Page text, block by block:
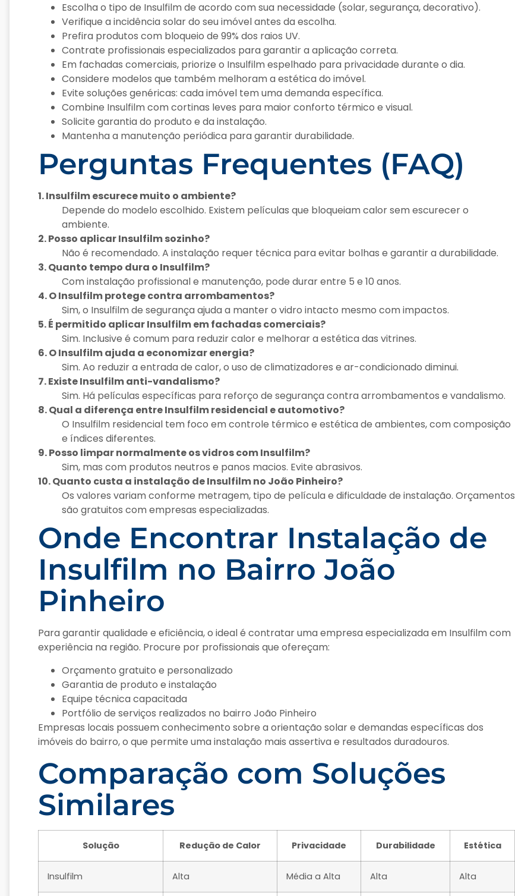
Escolha o tipo de Insulfilm de acordo com sua necessidade (solar, segurança, decorativo).
Verifique a incidência solar do seu imóvel antes da escolha.
Prefira produtos com bloqueio de 99% dos raios UV.
Contrate profissionais especializados para garantir a aplicação correta.
Em fachadas comerciais, priorize o Insulfilm espelhado para privacidade durante o dia.
Considere modelos que também melhoram a estética do imóvel.
Evite soluções genéricas: cada imóvel tem uma demanda específica.
Combine Insulfilm com cortinas leves para maior conforto térmico e visual.
Solicite garantia do produto e da instalação.
Mantenha a manutenção periódica para garantir durabilidade.
Perguntas Frequentes (FAQ)
1. Insulfilm escurece muito o ambiente?
Depende do modelo escolhido. Existem películas que bloqueiam calor sem escurecer o
ambiente.
2. Posso aplicar Insulfilm sozinho?
Não é recomendado. A instalação requer técnica para evitar bolhas e garantir a durabilidade.
3. Quanto tempo dura o Insulfilm?
Com instalação profissional e manutenção, pode durar entre 5 e 10 anos.
4. O Insulfilm protege contra arrombamentos?
Sim, o Insulfilm de segurança ajuda a manter o vidro intacto mesmo com impactos.
5. É permitido aplicar Insulfilm em fachadas comerciais?
Sim. Inclusive é comum para reduzir calor e melhorar a estética das vitrines.
6. O Insulfilm ajuda a economizar energia?
Sim. Ao reduzir a entrada de calor, o uso de climatizadores e ar-condicionado diminui.
7. Existe Insulfilm anti-vandalismo?
Sim. Há películas específicas para reforço de segurança contra arrombamentos e vandalismo.
8. Qual a diferença entre Insulfilm residencial e automotivo?
O Insulfilm residencial tem foco em controle térmico e estética de ambientes, com composição
e índices diferentes.
9. Posso limpar normalmente os vidros com Insulfilm?
Sim, mas com produtos neutros e panos macios. Evite abrasivos.
10. Quanto custa a instalação de Insulfilm no João Pinheiro?
Os valores variam conforme metragem, tipo de película e dificuldade de instalação. Orçamentos
são gratuitos com empresas especializadas.
Onde Encontrar Instalação de
Insulfilm no Bairro João
Pinheiro
Para garantir qualidade e eficiência, o ideal é contratar uma empresa especializada em Insulfilm com
experiência na região. Procure por profissionais que ofereçam:
Orçamento gratuito e personalizado
Garantia de produto e instalação
Equipe técnica capacitada
Portfólio de serviços realizados no bairro João Pinheiro
Empresas locais possuem conhecimento sobre a orientação solar e demandas específicas dos
imóveis do bairro, o que permite uma instalação mais assertiva e resultados duradouros.
Comparação com Soluções
Similares
Solução Redução de Calor Privacidade Durabilidade Estética
Insulfilm Alta Média a Alta Alta Alta